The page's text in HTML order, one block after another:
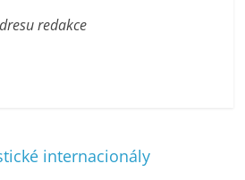
redakce
internacionály